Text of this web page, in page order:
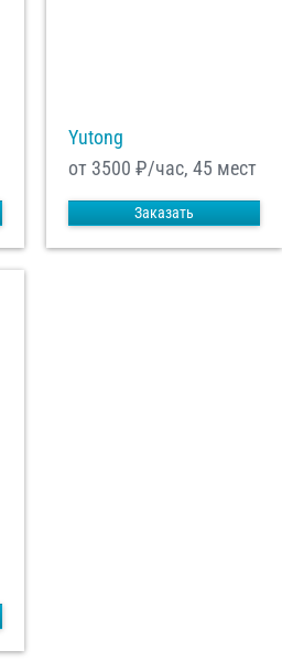
Yutong
от 3500 ₽/час, 45 мест
Заказать